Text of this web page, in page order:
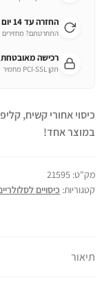
החזרה עד 14 יום
התחרטתם? מחזירים
רכישה מאובטחת
תקן PCI-SSL מחמיר
כיסוי אחורי קשיח,
במוצר אחד!
מק"ט: 21595
קטגוריות: כיסויים
תיאור